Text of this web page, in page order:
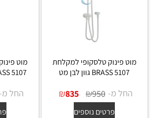
מוט פינוק טלסקופי למקלחת
5107 BRASS גוון לבן מט
החל מ- ₪950
₪835
פרטים נוספים
מוט
5107 BRASS גוון זהב מבריק
החל